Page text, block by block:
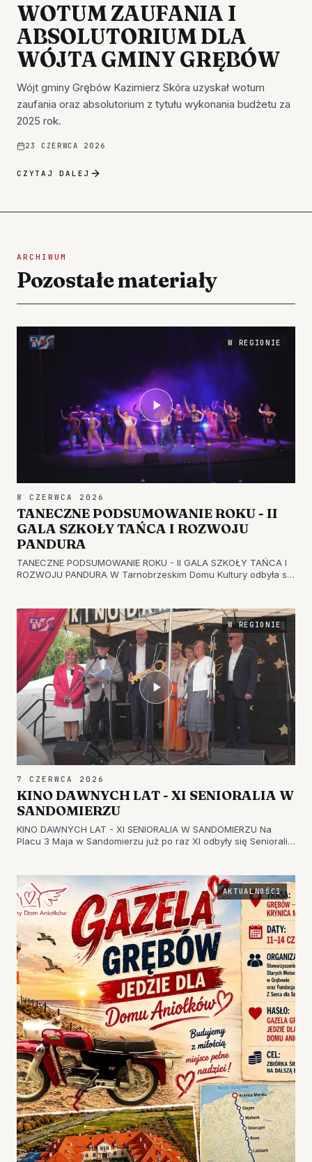
WOTUM ZAUFANIA I
ABSOLUTORIUM DLA
WÓJTA GMINY GRĘBÓW
Wójt gminy Grębów Kazimierz Skóra uzyskał wotum
zaufania oraz absolutorium z tytułu wykonania budżetu za
2025 rok.
23 CZERWCA 2026
CZYTAJ DALEJ
ARCHIWUM
Pozostałe materiały
W REGIONIE
8 CZERWCA 2026
TANECZNE PODSUMOWANIE ROKU - II
GALA SZKOŁY TAŃCA I ROZWOJU
PANDURA
TANECZNE PODSUMOWANIE ROKU - II GALA SZKOŁY TAŃCA I
ROZWOJU PANDURA W Tarnobrzeskim Domu Kultury odbyła się
różne style tanecz…
W REGIONIE
7 CZERWCA 2026
KINO DAWNYCH LAT - XI SENIORALIA W
SANDOMIERZU
KINO DAWNYCH LAT - XI SENIORALIA W SANDOMIERZU Na
Placu 3 Maja w Sandomierzu już po raz XI odbyły się Senioralia.
seniorów. Był…
AKTUALNOŚCI